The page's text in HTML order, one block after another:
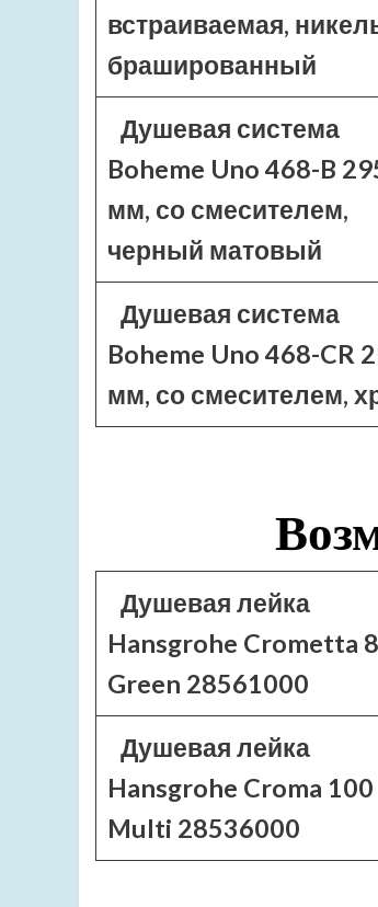
встраиваемая,
брашированный
Душевая система
Boheme Uno 468-B
мм, со смесителем,
черный матовый
Душевая система
Boheme Uno 468-CR
мм, со смесителем,
Душевая лейка
Hansgrohe Crometta
Green 28561000
Душевая лейка
Hansgrohe Croma 100
Multi 28536000